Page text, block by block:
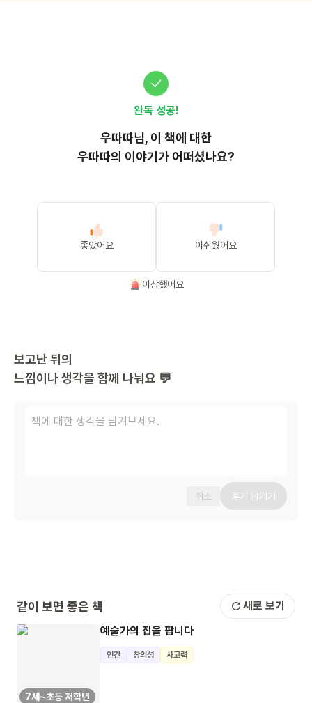
완독 성공!
우따따님, 이 책에 대한
우따따의 이야기가 어떠셨나요?
좋았어요 아쉬웠어요
이상했어요
보고난 뒤의
느낌이나 생각을 함께 나눠요 💬
취소 후기 남기기
같이 보면 좋은 책 새로 보기
7세~초등 저학년
예술가의 집을 팝니다
인간 창의성 사고력